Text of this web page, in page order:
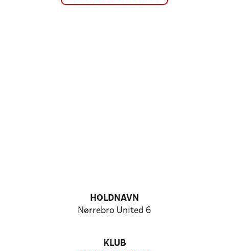
HOLDNAVN
Nørrebro United 6
KLUB